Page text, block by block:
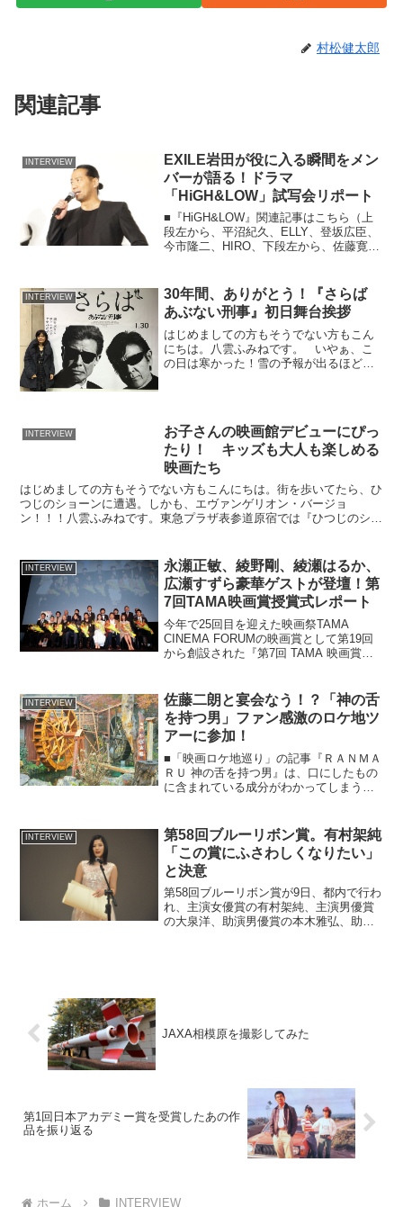
村松健太郎
関連記事
INTERVIEW
EXILE岩田が役に入る瞬間をメン
バーが語る！ドラマ
「HiGH&LOW」試写会リポート
■『HiGH&LOW』関連記事はこちら（上
段左から、平沼紀久、ELLY、登坂広臣、
今市隆二、HIRO、下段左から、佐藤寛
丸の内ピカデリーにて10月21日（水）よ
り放...
INTERVIEW
30年間、ありがとう！『さらば
あぶない刑事』初日舞台挨拶
はじめましての方もそうでない方もこん
にちは。八雲ふみねです。 いやぁ、こ
の日は寒かった！雪の予報が出るほど、
INTERVIEW
お子さんの映画館デビューにぴっ
たり！ キッズも大人も楽しめる
映画たち
はじめましての方もそうでない方もこんにちは。街を歩いてたら、ひ
つじのショーンに遭遇。しかも、エヴァンゲリオン・バージョ
ン！！！八雲ふみねです。東急プラザ表参道原宿では『ひつじのショ
INTERVIEW
永瀬正敏、綾野剛、綾瀬はるか、
広瀬すずら豪華ゲストが登壇！第
7回TAMA映画賞授賞式レポート
今年で25回目を迎えた映画祭TAMA
CINEMA FORUMの映画賞として第19回
から創設された『第7回 TAMA 映画賞』
んをはじめとする豪華ゲストが集結しま
し...
INTERVIEW
佐藤二朗と宴会なう！？「神の舌
を持つ男」ファン感激のロケ地ツ
アーに参加！
■「映画ロケ地巡り」の記事『ＲＡＮＭＡ
ＲＵ 神の舌を持つ男』は、口にしたもの
に含まれている成分がわかってしまう神
りに解決していくという温泉ギャグミス
テリーです。今回...
INTERVIEW
第58回ブルーリボン賞。有村架純
「この賞にふさわしくなりたい」
と決意
第58回ブルーリボン賞が9日、都内で行わ
れ、主演女優賞の有村架純、主演男優賞
の大泉洋、助演男優賞の本木雅弘、助演
JAXA相模原を撮影してみた
第1回日本アカデミー賞を受賞したあの作
品を振り返る
ホーム INTERVIEW